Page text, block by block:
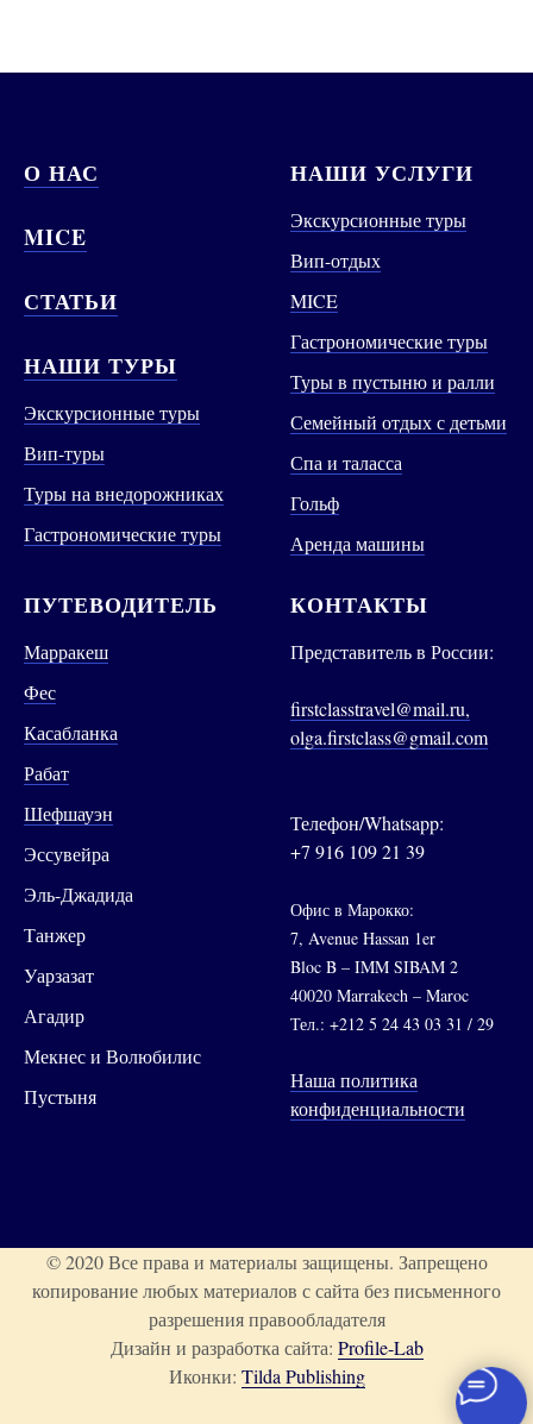
О НАС
MICE
СТАТЬИ
НАШИ ТУРЫ
Экскурсионные туры
Вип-туры
Туры на внедорожниках
Гастрономические туры
НАШИ УСЛУГИ
Экскурсионные туры
Вип-отдых
MICE
Гастрономические туры
Туры в пустыню и ралли
Семейный отдых с детьми
Спа и таласса
Гольф
Аренда машины
ПУТЕВОДИТЕЛЬ
Марракеш
Фес
Касабланка
Рабат
Шефшауэн
Эссувейра
Эль-Джадида
Танжер
Уарзазат
Агадир
Мекнес и Волюбилис
Пустыня
КОНТАКТЫ
Представитель в России:
firstclasstravel@mail.ru,
olga.firstclass@gmail.com
Телефон/Whatsapp:
+7 916 109 21 39
Офис в Марокко:
7, Avenue Hassan 1er
Bloc B – IMM SIBAM 2
40020 Marrakech – Maroc
Тел.: +212 5 24 43 03 31 / 29
Наша политика
конфиденциальности
© 2020 Все права и материалы защищены. Запрещено
копирование любых материалов с сайта без письменного
разрешения правообладателя
Дизайн и разработка сайта: Profile-Lab
Иконки: Tilda Publishing